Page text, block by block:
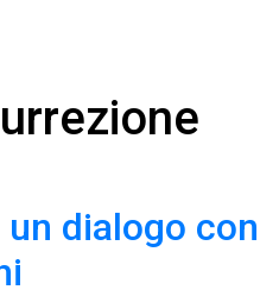
dialogo con